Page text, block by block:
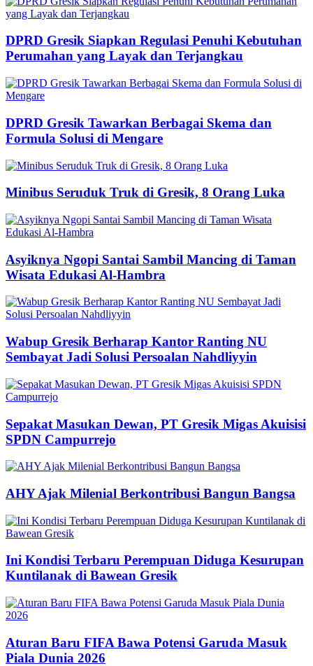
DPRD Gresik Siapkan Regulasi Penuhi Kebutuhan
Perumahan yang Layak dan Terjangkau
DPRD Gresik Tawarkan Berbagai Skema dan
Formula Solusi di Mengare
Minibus Seruduk Truk di Gresik, 8 Orang Luka
Asyiknya Ngopi Santai Sambil Mancing di Taman
Wisata Edukasi Al-Hambra
Wabup Gresik Berharap Kantor Ranting NU
Sembayat Jadi Solusi Persoalan Nahdliyyin
Sepakat Masukan Dewan, PT Gresik Migas Akuisisi
SPDN Campurrejo
AHY Ajak Milenial Berkontribusi Bangun Bangsa
Ini Kondisi Terbaru Perempuan Diduga Kesurupan
Kuntilanak di Bawean Gresik
Aturan Baru FIFA Bawa Potensi Garuda Masuk
Piala Dunia 2026